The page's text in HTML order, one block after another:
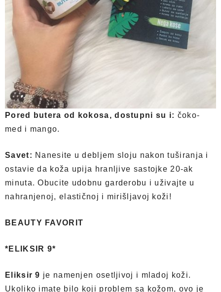
Pored butera od kokosa, dostupni su i: čoko-
med i mango.
Savet: Nanesite u debljem sloju nakon tuširanja i
ostavie da koža upija hranljive sastojke 20-ak
minuta. Obucite udobnu garderobu i uživajte u
nahranjenoj, elastičnoj i mirišljavoj koži!
BEAUTY FAVORIT
*ELIKSIR 9*
Eliksir 9 je namenjen osetljivoj i mladoj koži.
Ukoliko imate bilo koji problem sa kožom, ovo je